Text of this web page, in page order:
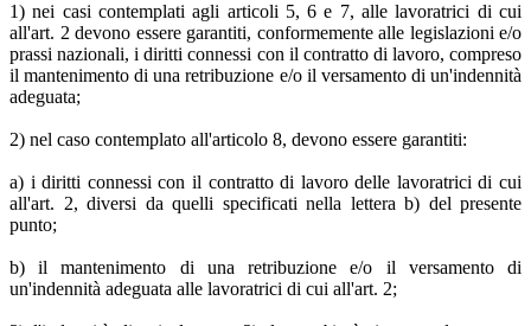
1) nei casi contemplati agli articoli 5, 6 e 7, alle lavoratrici di cui
all'art. 2 devono essere garantiti, conformemente alle legislazioni e/o
prassi nazionali, i diritti connessi con il contratto di lavoro, compreso
il mantenimento di una retribuzione e/o il versamento di un'indennità
adeguata;
2) nel caso contemplato all'articolo 8, devono essere garantiti:
a) i diritti connessi con il contratto di lavoro delle lavoratrici di cui
all'art. 2, diversi da quelli specificati nella lettera b) del presente
punto;
b) il mantenimento di una retribuzione e/o il versamento di
un'indennità adeguata alle lavoratrici di cui all'art. 2;